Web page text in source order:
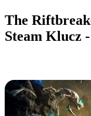
The
Steam Klucz